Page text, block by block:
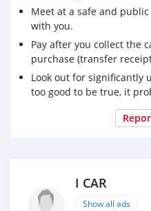
Meet at a safe and
with you.
Pay after you collect the
purchase (transfer
Look out for significantly
too good to be true, it
I CAR
Show all ads